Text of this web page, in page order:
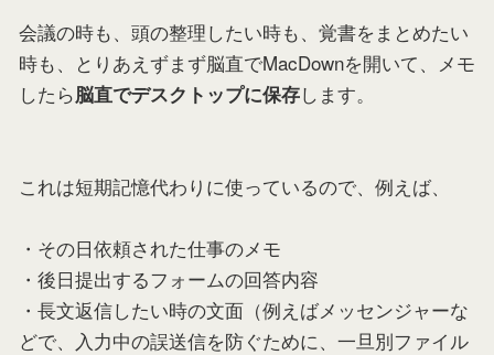
会議の時も、頭の整理したい時も、覚書をまとめたい
時も、とりあえずまず脳直でMacDownを開いて、メモ
したら脳直でデスクトップに保存します。
これは短期記憶代わりに使っているので、例えば、
・その日依頼された仕事のメモ
・後日提出するフォームの回答内容
・長文返信したい時の文面（例えばメッセンジャーな
どで、入力中の誤送信を防ぐために、一旦別ファイル